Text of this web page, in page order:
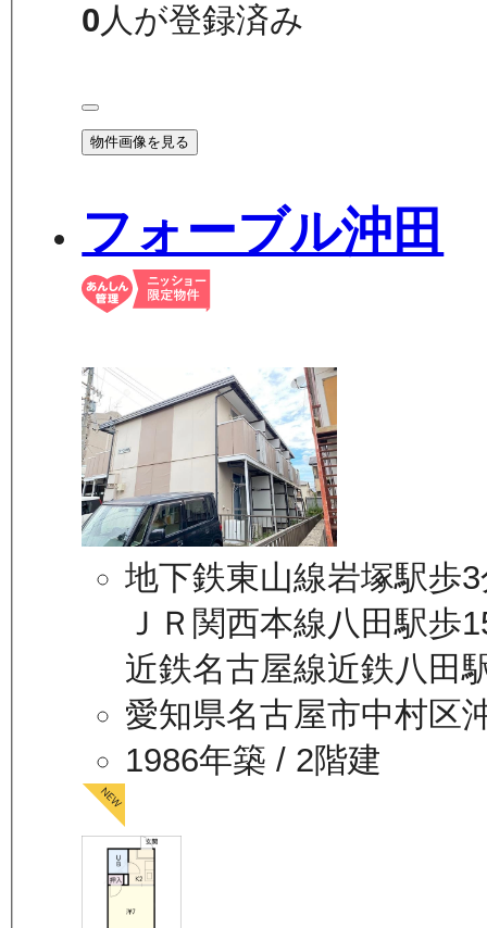
0人が登録済み
物件画像を見る
フォーブル沖田
地下鉄東山線岩塚駅歩
ＪＲ関西本線八田駅歩
近鉄名古屋線近鉄八田
愛知県名古屋市中村区
1986年築 / 2階建